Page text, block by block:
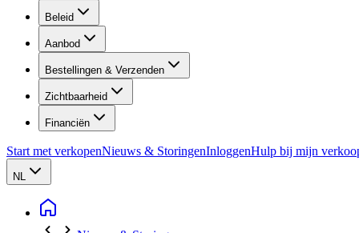
Beleid
Aanbod
Bestellingen & Verzenden
Zichtbaarheid
Financiën
Start met verkopenNieuws & StoringenInloggenHulp bij mijn
NL